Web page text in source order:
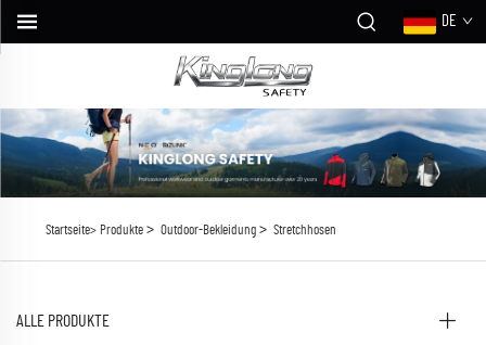
DE
Startseite> Produkte> Outdoor-Bekleidung> Stretchhosen
ALLE PRODUKTE